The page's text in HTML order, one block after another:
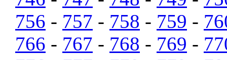
756 - 757 - 758 - 759 -
766 - 767 - 768 - 769 -